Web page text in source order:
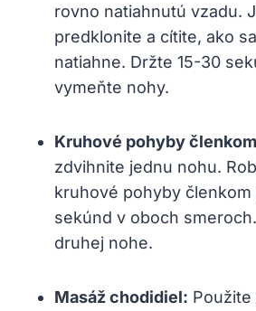
rovno natiahnutú vzadu.
predklonite a cítite, ako
natiahne. Držte 15-30
vymeňte nohy.
Kruhové pohyby
zdvihnite jednu nohu.
kruhové pohyby
sekúnd v oboch
druhej nohe.
Masáž chodidiel: